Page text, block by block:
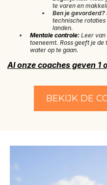
te varen en
Ben je gevorderd?
technische
landen.
Mentale controle: Leer van
toeneemt. Ross geeft je
water op te gaan.
Al onze coaches geven 1
BEKIJK DE